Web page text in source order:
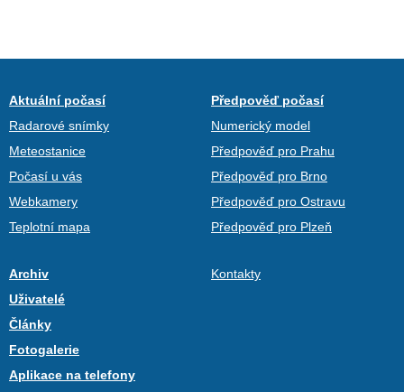
Aktuální počasí
Radarové snímky
Meteostanice
Počasí u vás
Webkamery
Teplotní mapa
Předpověď počasí
Numerický model
Předpověď pro Prahu
Předpověď pro Brno
Předpověď pro Ostravu
Předpověď pro Plzeň
Archiv
Uživatelé
Články
Fotogalerie
Aplikace na telefony
Kontakty